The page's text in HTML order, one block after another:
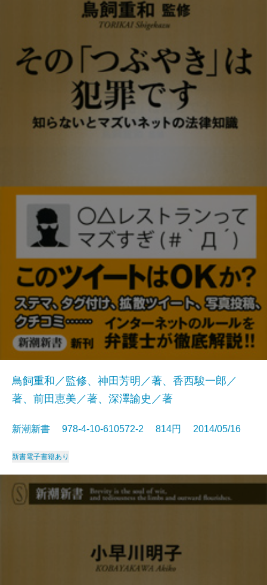
鳥飼重和／監修、神田芳明／著、香西駿一郎／
著、前田恵美／著、深澤諭史／著
新潮新書 978-4-10-610572-2 814円 2014/05/16
新書電子書籍あり